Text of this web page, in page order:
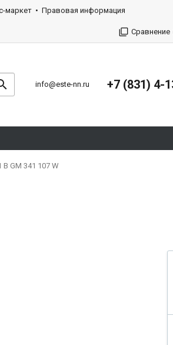
маркет Правовая информация
Сравнение
info@este-nn.ru +7 (831) 4-
GM 341 107 W